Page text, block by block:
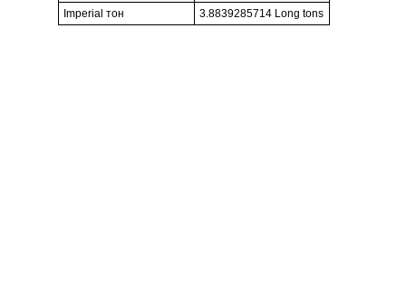
Imperial тон
3.8839285714 Long tons